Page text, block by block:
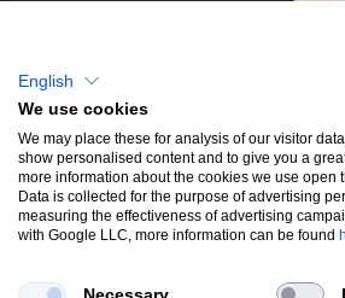
Facebook
Instagram
UNSERE BELIEBTESTEN PRODUKTE
English
We use cookies
We may place these for analysis of our visitor
show personalised content and to give you a
more information about the cookies we use open
Data is collected for the purpose of advertising
measuring the effectiveness of advertising
with Google LLC, more information can be found
Necessary